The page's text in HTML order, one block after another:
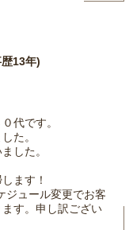
13年)
代です。
た。
した。
ます！
ュール変更でお客
す。申し訳ござい